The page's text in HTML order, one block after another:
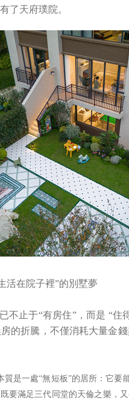
了天府璞院。
活在院子裡”的別墅夢
不止于“有房住”，而是 “住
的折騰，不僅消耗大量金
質是一處“無短板”的居所：它
要滿足三代同堂的天倫之樂，